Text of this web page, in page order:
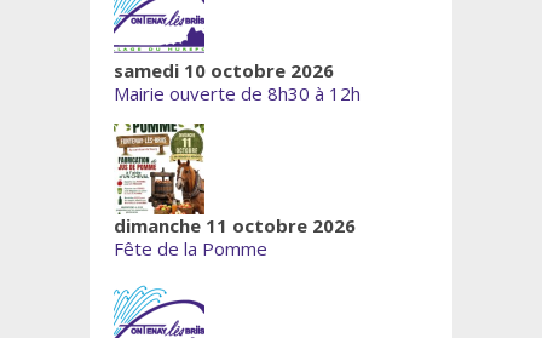
samedi 10 octobre 2026
Mairie ouverte de 8h30 à 12h
dimanche 11 octobre 2026
Fête de la Pomme